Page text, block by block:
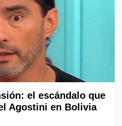
el escándalo que
Agostini en Bolivia